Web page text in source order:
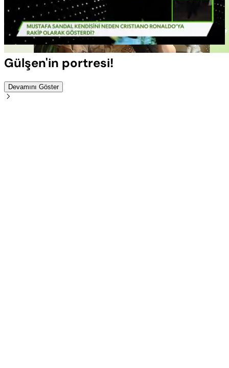
Sesi
Aç
Yüklendi:
100.00%
Oynatma
Hızı
Gülşen'in portresi!
Devamını Göster